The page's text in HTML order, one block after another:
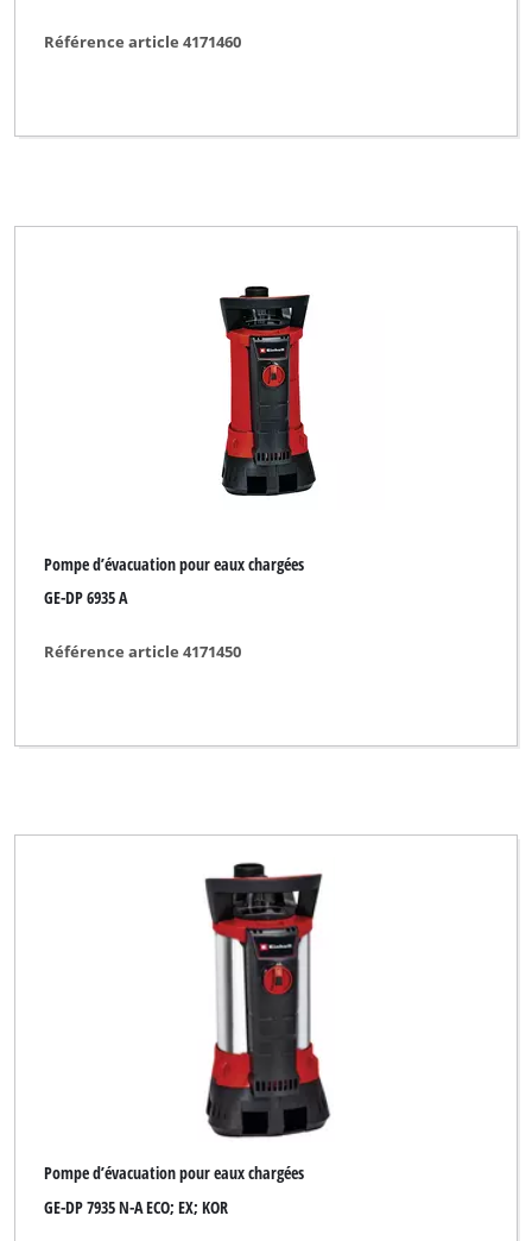
Référence article 4171460
Pompe d’évacuation pour eaux chargées
GE-DP 6935 A
Référence article 4171450
Pompe d’évacuation pour eaux chargées
GE-DP 7935 N-A ECO; EX; KOR